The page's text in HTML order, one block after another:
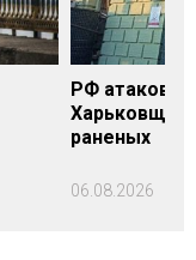
РФ
раненых
06.08.2026